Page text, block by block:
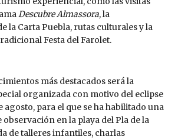
Descubre Almassora, la
la Carta Puebla, rutas culturales y la
Festa del Farolet.
más destacados será la
organizada con motivo del eclipse
agosto, para el que se ha habilitado una
en la playa del Pla de la
de talleres infantiles, charlas